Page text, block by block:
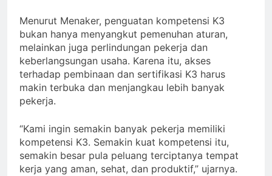
Menurut Menaker, penguatan kompetensi K3
bukan hanya menyangkut pemenuhan aturan,
melainkan juga perlindungan pekerja dan
keberlangsungan usaha. Karena itu, akses
terhadap pembinaan dan sertifikasi K3 harus
makin terbuka dan menjangkau lebih banyak
pekerja.
“Kami ingin semakin banyak pekerja memiliki
kompetensi K3. Semakin kuat kompetensi itu,
semakin besar pula peluang terciptanya tempat
kerja yang aman, sehat, dan produktif,” ujarnya.